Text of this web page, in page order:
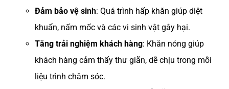
Đảm bảo vệ sinh: Quá trình hấp khăn giúp diệt
khuẩn, nấm mốc và các vi sinh vật gây hại.
Tăng trải nghiệm khách hàng: Khăn nóng giúp
khách hàng cảm thấy thư giãn, dễ chịu trong mỗi
liệu trình chăm sóc.